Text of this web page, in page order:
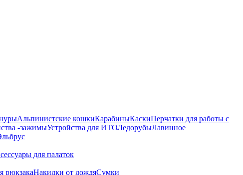
Альпинистские кошкиКарабиныКаскиПерчатки для работы с
-зажимыУстройства для ИТОЛедорубыЛавинное
для палаток
рюкзакаНакидки от дождяСумки